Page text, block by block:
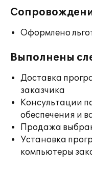
Оформлено
Выполнены
Доставка
заказчика
Консультации
обеспечения и
Продажа
Установка
компьютеры